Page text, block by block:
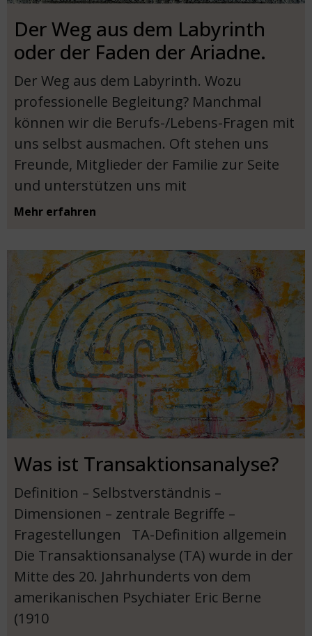
Der Weg aus dem Labyrinth
oder der Faden der Ariadne.
Der Weg aus dem Labyrinth. Wozu
professionelle Begleitung? Manchmal
können wir die Berufs-/Lebens-Fragen mit
uns selbst ausmachen. Oft stehen uns
Freunde, Mitglieder der Familie zur Seite
und unterstützen uns mit
Mehr erfahren
Was ist Transaktionsanalyse?
Definition – Selbstverständnis –
Dimensionen – zentrale Begriffe –
Fragestellungen TA-Definition allgemein
Die Transaktionsanalyse (TA) wurde in der
Mitte des 20. Jahrhunderts von dem
amerikanischen Psychiater Eric Berne
(1910